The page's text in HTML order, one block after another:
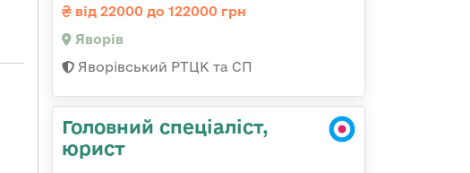
від 22000 до 122000 грн
Яворів
Яворівський РТЦК та СП
Головний спеціаліст,
юрист